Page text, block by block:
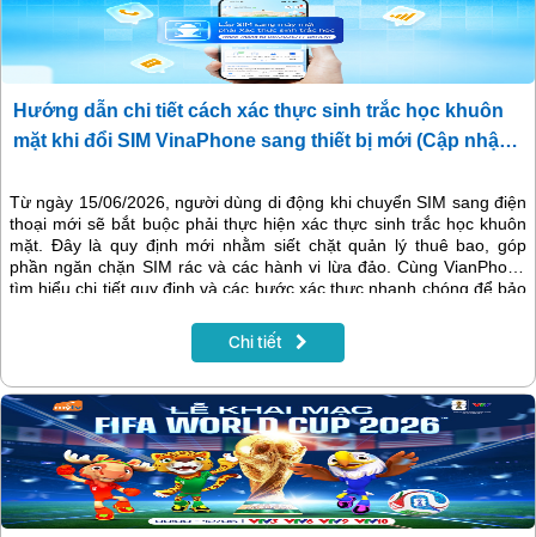
Hướng dẫn chi tiết cách xác thực sinh trắc học khuôn
mặt khi đổi SIM VinaPhone sang thiết bị mới (Cập nhật
Từ ngày 15/06/2026, người dùng di động khi chuyển SIM sang điện
thoại mới sẽ bắt buộc phải thực hiện xác thực sinh trắc học khuôn
mặt. Đây là quy định mới nhằm siết chặt quản lý thuê bao, góp
phần ngăn chặn SIM rác và các hành vi lừa đảo. Cùng VianPhone
tìm hiểu chi tiết quy định và các bước xác thực nhanh chóng để bảo
Chi tiết